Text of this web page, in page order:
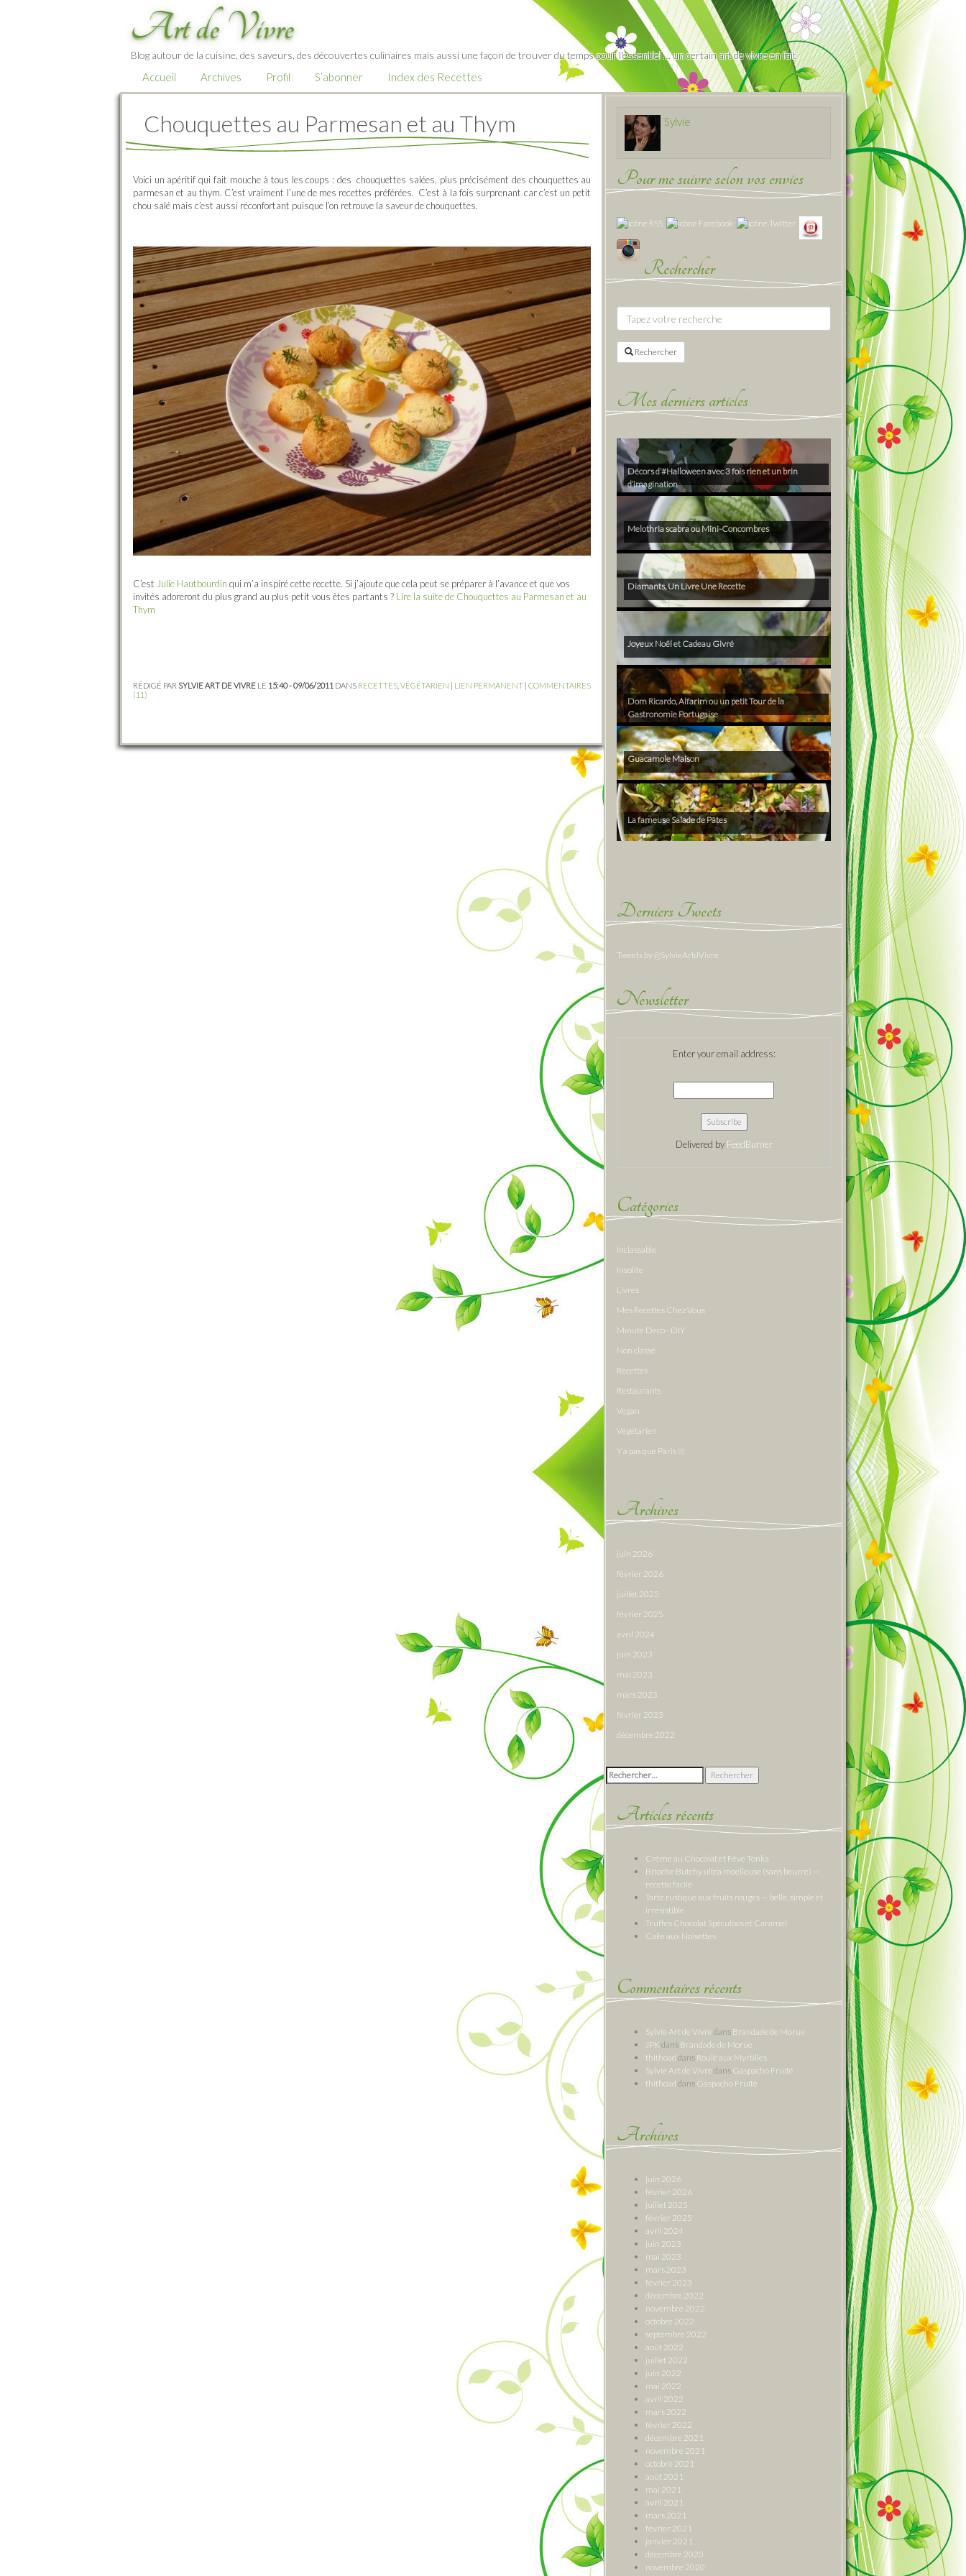
Art de Vivre
Blog autour de la cuisine, des saveurs, des découvertes culinaires mais aussi une façon de trouver du temps pour l'essentiel … un certain art de vivre en fait
Accueil Archives Profil S’abonner Index des Recettes
Chouquettes au Parmesan et au Thym
Voici un apéritif qui fait mouche à tous les coups : des chouquettes salées, plus précisément des chouquettes au
parmesan et au thym. C’est vraiment l’une de mes recettes préférées. C’est à la fois surprenant car c’est un petit
chou salé mais c’est aussi réconfortant puisque l’on retrouve la saveur de chouquettes.
C’est Julie Hautbourdin qui m’a inspiré cette recette. Si j’ajoute que cela peut se préparer à l’avance et que vos
invités adoreront du plus grand au plus petit vous êtes partants ? Lire la suite de Chouquettes au Parmesan et au
Thym
RÉDIGÉ PAR SYLVIE ART DE VIVRE LE 15:40 - 09/06/2011 DANS RECETTES VÉGÉTARIEN LIEN PERMANENT COMMENTAIRES
(11)
Sylvie
Pour me suivre selon vos envies
Rechercher
Rechercher
Mes derniers articles
Décors d’#Halloween avec 3 fois rien et un brin
d’imagination
Melothria scabra ou Mini-Concombres
Diamants, Un Livre Une Recette
Joyeux Noël et Cadeau Givré
Dom Ricardo, Alfarim ou un petit Tour de la
Gastronomie Portugaise
Guacamole Maison
La fameuse Salade de Pâtes
Derniers Tweets
Tweets by @SylvieArtdVivre
Newsletter
Enter your email address:
Delivered by FeedBurner
Catégories
Inclassable
Insolite
Livres
Mes Recettes Chez Vous
Minute Deco - DIY
Non classé
Recettes
Restaurants
Vegan
Végétarien
Y a pas que Paris !!!
Archives
juin 2026
février 2026
juillet 2025
février 2025
avril 2024
juin 2023
mai 2023
mars 2023
février 2023
décembre 2022
Rechercher :
Articles récents
Crème au Chocolat et Fève Tonka
Brioche Butchy ultra moelleuse (sans beurre) —
recette facile
Tarte rustique aux fruits rouges — belle, simple et
irrésistible
Truffes Chocolat Spéculoos et Caramel
Cake aux Noisettes
Commentaires récents
Sylvie Art de Vivre dans Brandade de Morue
JPK dans Brandade de Morue
thithoad dans Roulé aux Myrtilles
Sylvie Art de Vivre dans Gaspacho Fruité
thithoad dans Gaspacho Fruité
Archives
juin 2026
février 2026
juillet 2025
février 2025
avril 2024
juin 2023
mai 2023
mars 2023
février 2023
décembre 2022
novembre 2022
octobre 2022
septembre 2022
août 2022
juillet 2022
juin 2022
mai 2022
avril 2022
mars 2022
février 2022
décembre 2021
novembre 2021
octobre 2021
août 2021
mai 2021
avril 2021
mars 2021
février 2021
janvier 2021
décembre 2020
novembre 2020